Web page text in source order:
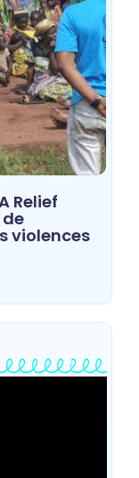
Relief
violences